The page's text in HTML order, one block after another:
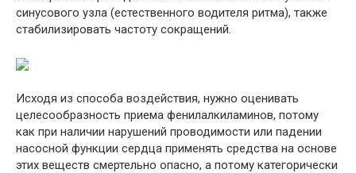
синусового узла (естественного водителя ритма), также
стабилизировать частоту сокращений.
Исходя из способа воздействия, нужно оценивать
целесообразность приема фенилалкиламинов, потому
как при наличии нарушений проводимости или падении
насосной функции сердца применять средства на основе
этих веществ смертельно опасно, а потому категорически